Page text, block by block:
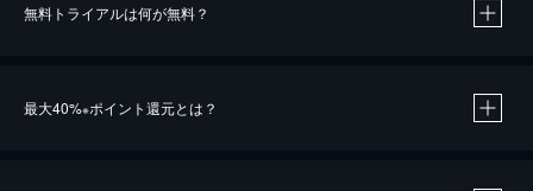
無料トライアルは何が無料？
最大40%※ポイント還元とは？